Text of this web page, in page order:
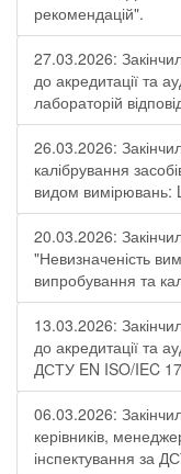
рекомендацій".
27.03.2026:
до акредитації та
лабораторій
26.03.2026:
калібрування
видом
20.03.2026:
"Невизначеність
випробування та
13.03.2026:
до акредитації та
ДСТУ EN ISO/IEC
06.03.2026:
керівників,
інспектування за